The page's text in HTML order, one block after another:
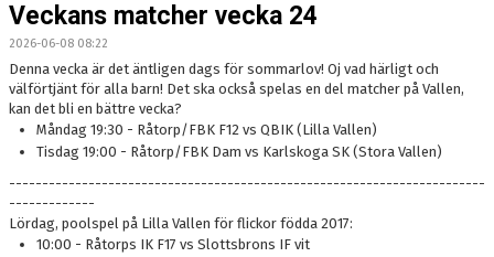
Veckans matcher vecka 24
2026-06-08 08:22
Denna vecka är det äntligen dags för sommarlov! Oj vad härligt och
välförtjänt för alla barn! Det ska också spelas en del matcher på Vallen,
kan det bli en bättre vecka?
Måndag 19:30 - Råtorp/FBK F12 vs QBIK (Lilla Vallen)
Tisdag 19:00 - Råtorp/FBK Dam vs Karlskoga SK (Stora Vallen)
------------------------------------------------------------------------
-------------
Lördag, poolspel på Lilla Vallen för flickor födda 2017:
10:00 - Råtorps IK F17 vs Slottsbrons IF vit